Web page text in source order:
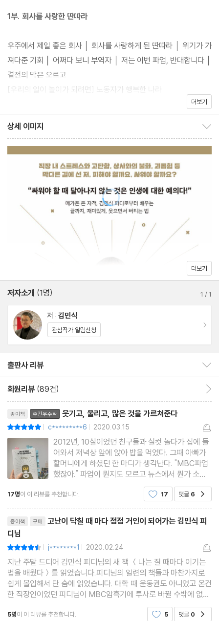
은 온갖 괴롭힘과 주변의 냉소, 이사진을 상대로 한 철옹성 같은 싸
움을 버텨낸 7년의 투쟁을 담았다. 그 어떤 어려움 앞에서 도망가거
나 주눅 들지 않고 당당히 맞선 김민식 피디와 동료들의 웃음 터지는
싸움을 마치 한 편의 시트콤처럼 보여준다. 질 게 뻔한 싸움 앞에서
도 웃음과 희망을 잃지 않는다면 분명 배우는 점이 있음을 말한다.
1부. 회사를 사랑한 딴따라
우주에서 제일 좋은 회사 │ 회사를 사랑하게 된 딴따라 │ 위기가 가
져다준 기회 │ 어쩌다 보니 부역자 │ 저는 이번 파업, 반대합니다 │
결전의 막은 오르고
[우리의 일이 놀이가 되려면] 노동자가 행복한 나라
언론인이냐 용역 깡패냐, 인생은 선택이다 │ 세상에서 가장 외로운
자리 │ 사장님, 어금니 꽉 깨무세요! │ 회사 복도에서 벌인 신명 나
는 굿 한판 │ 즐겁고, 독특하고, 당돌하게 싸운다 │ 마이크를 든 자
객 │ 나를 돌아보게 만들어준 검사님들 │ 꼴찌를 목표로 달리는 마
라토너 │ 깜깜한 수로를 건넌 자만이 빛을 발견한다 │ 진 싸움에서
배운 교훈
[우리의 일이 놀이가 되려면] 백수가 행복한 나라
싸움의 유머 │ 세상을 바꾸려면 세상을 긍정하라 │ 마지막 엔딩은
우리가 먹는다! │ 긍정의 화신으로 살아가기 │ 손석희 저널리즘의
출발선 │ 최후의 보루를 지키는 사람들 │ 슈퍼 히어로를 만드는 방
법 │ 사람이 되긴 힘들어도, 괴물은 되지 말자 │ 낯선 이들의 작은
호의와 응원 │ 복수는 버티는 자의 것이다
[우리의 일이 놀이가 되려면] ‘을’들이 행복한 나라
본진에 쏘아 올린 작은 공 │ 협력의 진화를 위한 한 번의 응징 │ 싸
움은 액션이 아니라 리액션 │ 적을 내 판으로 끌어들이기 │ 가장 단
순한 방법으로 싸운다 │ 적들이 알려준 ‘나를 존중하는 법’ │ 해고
자들이 만든 싸움의 무기 │ 다시, 투사가 되어 │ 불의에 침묵하지
않는다는 것 │ 여러분의 분노가 우리를 살렸습니다 │ 앞으로 내가
가야 할 길
[부록] 김민식과 MBC 동료들, 7년 싸움의 기록
더보기
상세 이미지
더보기
저자소개 (1명) 1 /1
저 : 김민식
관심작가 알림신청
출판사 리뷰
회원리뷰 (89건)
종이책 주간우수작 웃기고, 울리고, 많은 것을 가르쳐준다
| c*********6 | 2020.03.15
2012년, 10살이었던 친구들과 실컷 놀다가 집에 들
어와서 저녁상 앞에 앉아 밥을 먹었다. 그때 아빠가
할머니에게 하셨던 한 마디가 생각난다. "MBC파업
했잖아." 파업이 뭔지도 모르고 뉴스에서 뭔가 소동
이 일어난 것 같은데 그게 뭔지도 모르고 그냥 밥이
맛있어 허겁지겁 먹고 방에 들어가 미미 인형 갖고
랐다. 내가 읽었던 이 책
17명이 이 리뷰를 추천합니다. 17 댓글 6
종이책 구매
고난이 닥칠 때 마다 점점 거인이 되어가는 김민식 피
디님
| j********1 | 2020.02.24
지난 주말 드디어 김민식 피디님의 새 책 ＜나는 질 때마다 이기는
법을 배웠다＞를 읽었습니다.피디님의 일련의 책들과 마찬가지로
쉽게 몰입해서 단 숨에 읽었습니다. 대학 때 운동권도 아니었고 온건
한 직장인이었던 피디님이 MBC암흑기에 투사로 바뀔 수밖에 없었
던 과정들을 알게 되었습니다. 회사의 징계와 대기발령의 그 괴로운
시간을 견디고 버티어내는 방법으로 매일아침
5명이 이 리뷰를 추천합니다. 5 댓글 0